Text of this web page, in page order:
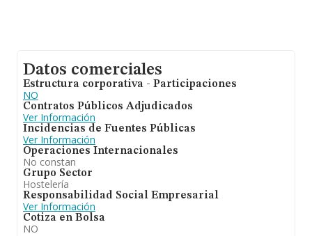
Datos comerciales
Estructura corporativa - Participaciones
NO
Contratos Públicos Adjudicados
Ver Información
Incidencias de Fuentes Públicas
Ver Información
Operaciones Internacionales
No constan
Grupo Sector
Hostelería
Responsabilidad Social Empresarial
Ver Información
Cotiza en Bolsa
NO